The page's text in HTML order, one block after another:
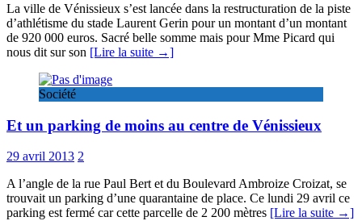
La ville de Vénissieux s’est lancée dans la restructuration de la piste
d’athlétisme du stade Laurent Gerin pour un montant d’un montant
de 920 000 euros. Sacré belle somme mais pour Mme Picard qui
nous dit sur son [Lire la suite →]
Société
Et un parking de moins au centre de Vénissieux
29 avril 2013 2
A l’angle de la rue Paul Bert et du Boulevard Ambroize Croizat, se
trouvait un parking d’une quarantaine de place. Ce lundi 29 avril ce
parking est fermé car cette parcelle de 2 200 mètres [Lire la suite →]